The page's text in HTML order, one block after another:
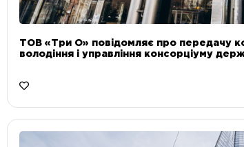
ТОВ «Три О» повідомляє про передачу
володіння і управління консорціуму